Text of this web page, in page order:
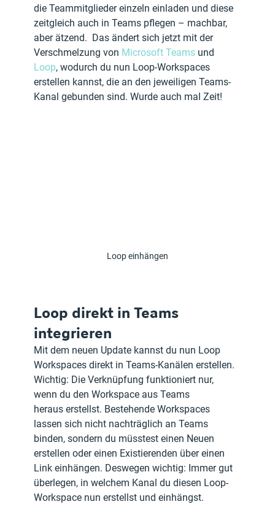
die Teammitglieder einzeln einladen und diese
zeitgleich auch in Teams pflegen – machbar,
aber ätzend.  Das ändert sich jetzt mit der
Verschmelzung von Microsoft Teams und
Loop, wodurch du nun Loop-Workspaces
erstellen kannst, die an den jeweiligen Teams-
Kanal gebunden sind. Wurde auch mal Zeit!
Loop einhängen
Loop direkt in Teams
integrieren
Mit dem neuen Update kannst du nun Loop
Workspaces direkt in Teams-Kanälen erstellen.
Wichtig: Die Verknüpfung funktioniert nur,
wenn du den Workspace aus Teams
heraus erstellst. Bestehende Workspaces
lassen sich nicht nachträglich an Teams
binden, sondern du müsstest einen Neuen
erstellen oder einen Existierenden über einen
Link einhängen. Deswegen wichtig: Immer gut
überlegen, in welchem Kanal du diesen Loop-
Workspace nun erstellst und einhängst.